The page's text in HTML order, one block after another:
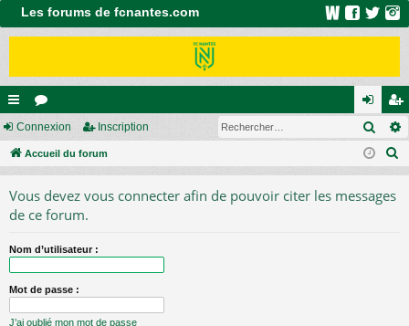
Les forums de fcnantes.com
ac
co
ci
or
u
on
ne
ns
cri
Connexion Inscription
Accueil du forum
Vous devez vous connecter afin de pouvoir citer les messages
de ce forum.
Nom d’utilisateur :
Mot de passe :
J’ai oublié mon mot de passe